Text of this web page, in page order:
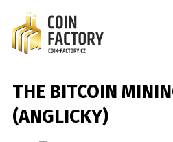
THE BITCOIN
(ANGLICKY)